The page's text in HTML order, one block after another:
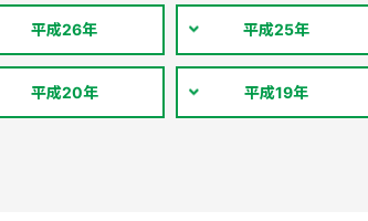
平成26年 平成25年
平成20年 平成19年